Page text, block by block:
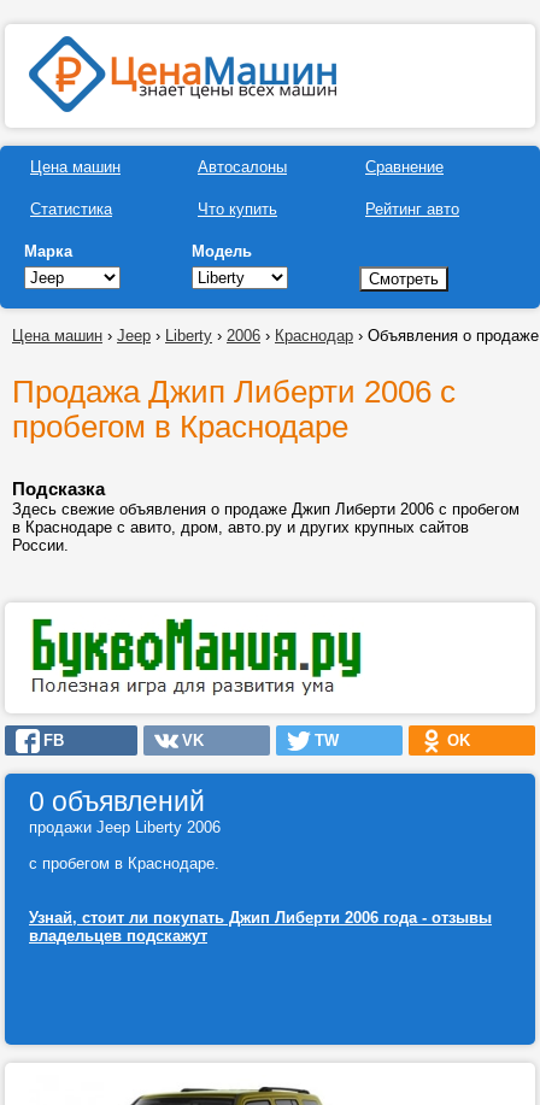
Цена машин
Статистика
Автосалоны
Что купить
Сравнение
Рейтинг авто
Марка Модель
Цена машин › Jeep › Liberty › 2006 › Краснодар › Объявления о продаже
Продажа Джип Либерти 2006 с
пробегом в Краснодаре
Подсказка
Здесь свежие объявления о продаже Джип Либерти 2006 с пробегом
в Краснодаре с авито, дром, авто.ру и других крупных сайтов
России.
FB VK TW OK
0 объявлений
продажи Jeep Liberty 2006
с пробегом в Краснодаре.
Узнай, стоит ли покупать Джип Либерти 2006 года - отзывы
владельцев подскажут